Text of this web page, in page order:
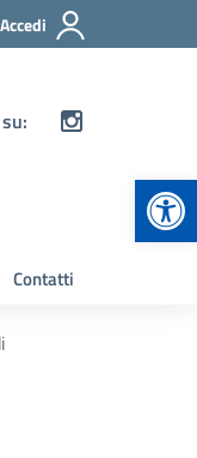
Accedi
Contatti